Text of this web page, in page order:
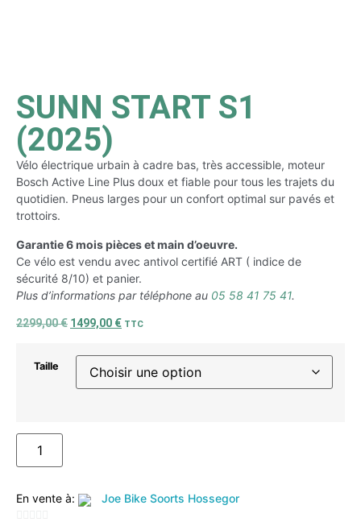
SUNN START S1
(2025)
Vélo électrique urbain à cadre bas, très accessible, moteur
Bosch Active Line Plus doux et fiable pour tous les trajets du
quotidien. Pneus larges pour un confort optimal sur pavés et
trottoirs.
Garantie 6 mois pièces et main d’oeuvre.
Ce vélo est vendu avec antivol certifié ART ( indice de
sécurité 8/10) et panier.
Plus d’informations par téléphone au 05 58 41 75 41.
2299,00€ 1499,00 € TTC
Taille
En vente à: Joe Bike Soorts Hossegor